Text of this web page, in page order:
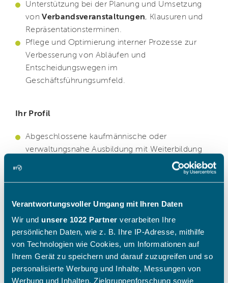
Verantwortungsvoller Umgang mit Ihren Daten
Wir und unsere 1022 Partner verarbeiten Ihre
persönlichen Daten, wie z. B. Ihre IP-Adresse, mithilfe
von Technologien wie Cookies, um Informationen auf
Ihrem Gerät zu speichern und darauf zuzugreifen und so
personalisierte Werbung und Inhalte, Messungen von
Werbung und Inhalten, Zielgruppenforschung sowie
Unterstützung bei der Planung und Umsetzung
vonVerbandsveranstaltungen, Klausuren und
Repräsentationsterminen.
Pflege und Optimierung interner Prozesse zur
Verbesserung von Abläufen und
Entscheidungswegen im
Geschäftsführungsumfeld.
Ihr Profil
Abgeschlossene kaufmännische oder
verwaltungsnahe Ausbildung mit Weiterbildung
(z. B. Personalfachkaufmann/-frau IHK)oder
Wirtschaftspsychologie).
Grundkenntnisse im
Arbeits- und
Sozialversicherungsrecht
sowie sicherer
Umgang mit gängigen
HR-Systemen (aktuell